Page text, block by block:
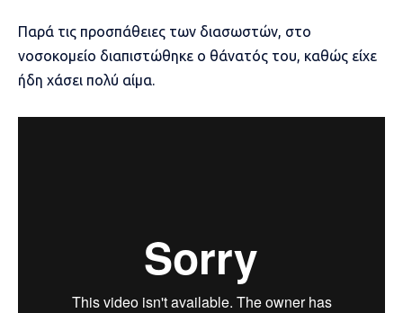
Παρά τις προσπάθειες των διασωστών, στο
νοσοκομείο διαπιστώθηκε ο θάνατός του, καθώς είχε
ήδη χάσει πολύ αίμα.